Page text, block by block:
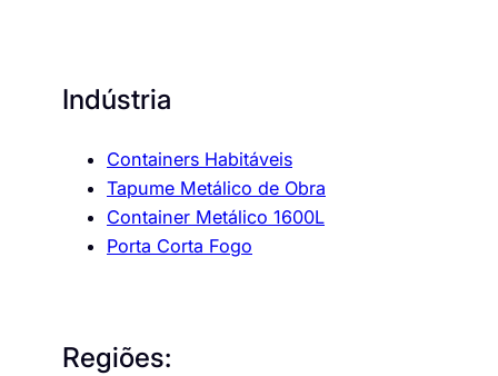
Indústria
Containers Habitáveis
Tapume Metálico de Obra
Container Metálico 1600L
Porta Corta Fogo
Regiões: